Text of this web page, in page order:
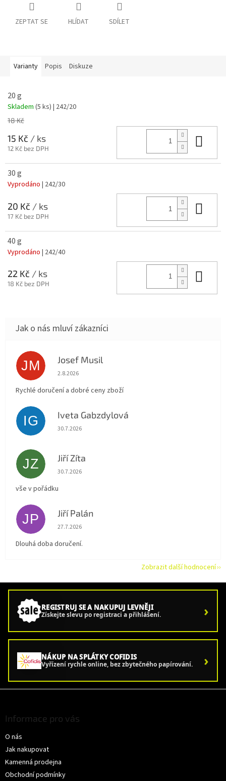
ZEPTAT SE HLÍDAT SDÍLET
Varianty Popis Diskuze
20 g
Skladem (5 ks) | 242/20
18 Kč
15 Kč / ks
12 Kč bez DPH
30 g
Vyprodáno | 242/30
20 Kč / ks
17 Kč bez DPH
40 g
Vyprodáno | 242/40
22 Kč / ks
18 Kč bez DPH
JM Josef Musil
Hodnocení obchodu je 5 z 5 hvězdiček.
2.8.2026
Rychlé doručení a dobré ceny zboží
IG Iveta Gabzdylová
Hodnocení obchodu je 5 z 5 hvězdiček.
30.7.2026
JZ Jiří Zíta
Hodnocení obchodu je 5 z 5 hvězdiček.
30.7.2026
vše v pořádku
JP Jiří Palán
Hodnocení obchodu je 5 z 5 hvězdiček.
27.7.2026
Dlouhá doba doručení.
Zobrazit další hodnocení
REGISTRUJ SE A NAKUPUJ LEVNĚJI
Získejte slevu po registraci a přihlášení. ›
NÁKUP NA SPLÁTKY COFIDIS
Vyřízení rychle online, bez zbytečného papírování. ›
Informace pro vás
O nás
Jak nakupovat
Kamenná prodejna
Obchodní podmínky